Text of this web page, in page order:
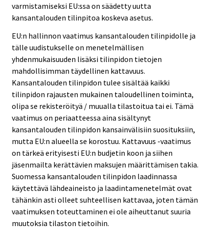
varmistamiseksi EU:ssa on säädetty uutta
kansantalouden tilinpitoa koskeva asetus.
EU:n hallinnon vaatimus kansantalouden tilinpidolle ja
tälle uudistukselle on menetelmällisen
yhdenmukaisuuden lisäksi tilinpidon tietojen
mahdollisimman täydellinen kattavuus.
Kansantalouden tilinpidon tulee sisältää kaikki
tilinpidon rajausten mukainen taloudellinen toiminta,
olipa se rekisteröityä / muualla tilastoitua tai ei. Tämä
vaatimus on periaatteessa aina sisältynyt
kansantalouden tilinpidon kansainvälisiin suosituksiin,
mutta EU:n alueella se korostuu. Kattavuus -vaatimus
on tärkeä erityisesti EU:n budjetin koon ja siihen
jäsenmailta kerättävien maksujen määrittämisen takia.
Suomessa kansantalouden tilinpidon laadinnassa
käytettävä lähdeaineisto ja laadintamenetelmät ovat
tähänkin asti olleet suhteellisen kattavaa, joten tämän
vaatimuksen toteuttaminen ei ole aiheuttanut suuria
muutoksia tilaston tietoihin.